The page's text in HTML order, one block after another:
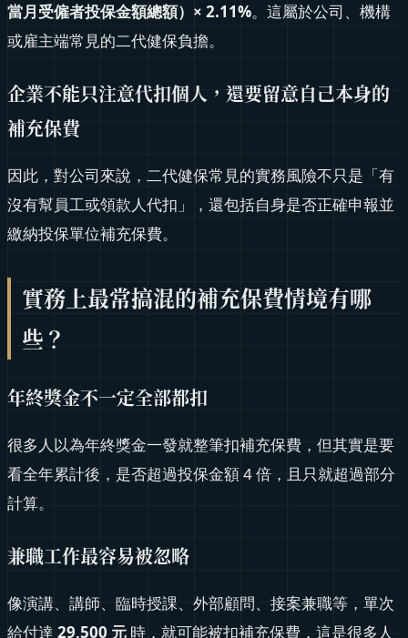
當月受僱者投保金額總額）× 2.11%。這屬於公司、機構
或雇主端常見的二代健保負擔。
企業不能只注意代扣個人，還要留意自己本身的
補充保費
因此，對公司來說，二代健保常見的實務風險不只是「有
沒有幫員工或領款人代扣」，還包括自身是否正確申報並
繳納投保單位補充保費。
實務上最常搞混的補充保費情境有哪
些？
年終獎金不一定全部都扣
很多人以為年終獎金一發就整筆扣補充保費，但其實是要
看全年累計後，是否超過投保金額 4 倍，且只就超過部分
計算。
兼職工作最容易被忽略
像演講、講師、臨時授課、外部顧問、接案兼職等，單次
給付達 29,500 元 時，就可能被扣補充保費，這是很多人